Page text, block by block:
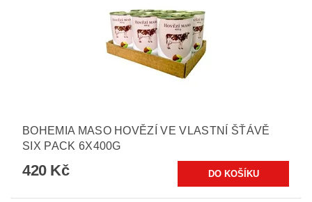
BOHEMIA MASO HOVĚZÍ VE VLASTNÍ ŠŤÁVĚ
SIX PACK 6X400G
420 Kč